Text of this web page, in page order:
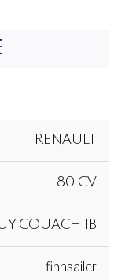
RENAULT
80 CV
COUACH IB
finnsailer